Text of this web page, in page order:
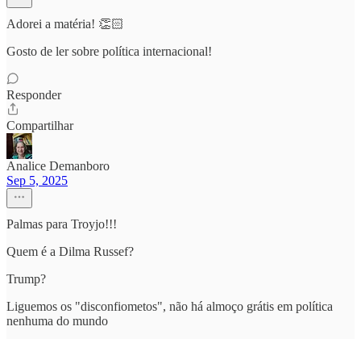
Adorei a matéria! 👏🏻
Gosto de ler sobre política internacional!
Responder
Compartilhar
Analice Demanboro
Sep 5, 2025
Palmas para Troyjo!!!
Quem é a Dilma Russef?
Trump?
Liguemos os "disconfiometos", não há almoço grátis em política
nenhuma do mundo